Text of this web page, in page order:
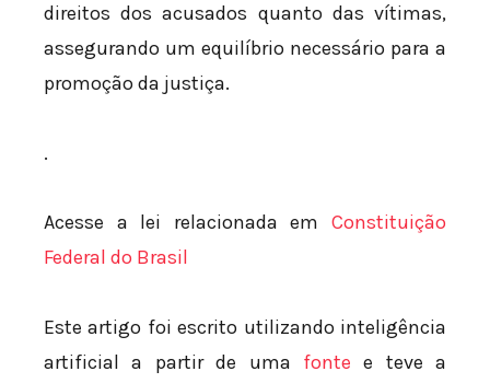
direitos dos acusados quanto das vítimas,
assegurando um equilíbrio necessário para a
promoção da justiça.
.
Acesse a lei relacionada em Constituição
Federal do Brasil
Este artigo foi escrito utilizando inteligência
artificial a partir de uma fonte e teve a